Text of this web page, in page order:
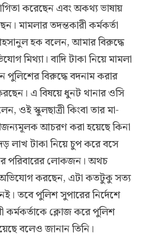
করেছেন এবং অকথ্য ভাষায়
মামলার তদন্তকারী কর্মকর্তা
হক বলেন, আমার বিরুদ্ধে
মিথ্যা। বাদি টাকা নিয়ে মামলা
পুলিশের বিরুদ্ধে বদনাম করার
এ বিষয়ে ধুনট থানার ওসি
ওই স্কুলছাত্রী কিংবা তার মা-
আচরণ করা হয়েছে কিনা
লাখ টাকা নিয়ে চুপ করে বসে
পরিবারের লোকজন। অথচ
অভিযোগ করছেন, এটা কতটুকু সত্য
তবে পুলিশ সুপারের নির্দেশে
কর্মকর্তাকে ক্লোজ করে পুলিশ
বলেও জানান তিনি।